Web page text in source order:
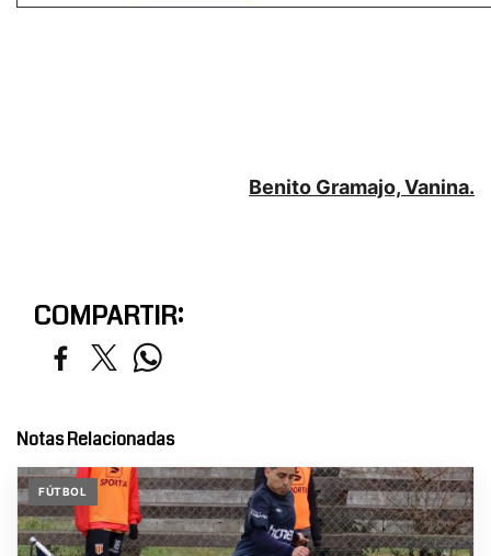
Benito Gramajo, Vanina.
COMPARTIR:
Notas Relacionadas
FÚTBOL